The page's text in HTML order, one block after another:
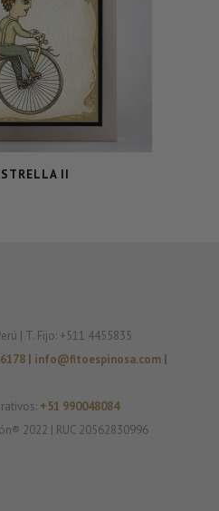
II
| T. Fijo: +511 4455835
| info@fitoespinosa.com |
+51 990048084
2022 | RUC 20562830996